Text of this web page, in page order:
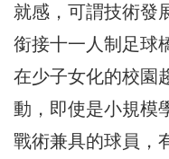
就感，可謂技術發
銜接十一人制足球
在少子女化的校園
動，即使是小規模
戰術兼具的球員，